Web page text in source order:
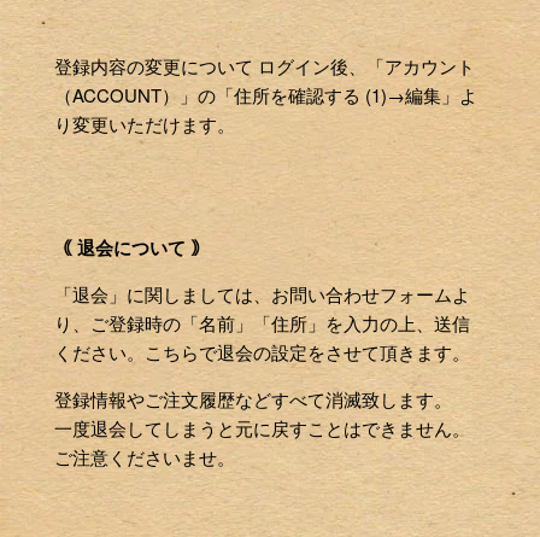
登録内容の変更について ログイン後、「アカウント
（ACCOUNT）」の「住所を確認する (1)→編集」よ
り変更いただけます。
｟ 退会について ｠
「退会」に関しましては、お問い合わせフォームよ
り、ご登録時の「名前」「住所」を入力の上、送信
ください。こちらで退会の設定をさせて頂きます。
登録情報やご注文履歴などすべて消滅致します。
一度退会してしまうと元に戻すことはできません。
ご注意くださいませ。